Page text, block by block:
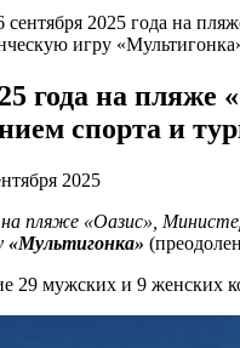
сентября 2025 года на
игру
года на
спорта и
2025
на пляже «Оазис»,
«Мультигонка»
29 мужских и 9 женских